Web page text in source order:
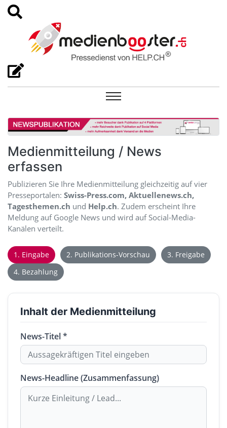
Medienmitteilung / News
erfassen
Publizieren Sie Ihre Medienmitteilung gleichzeitig auf vier
Presseportalen: Swiss-Press.com, Aktuellenews.ch,
Tagesthemen.ch und Help.ch. Zudem erscheint Ihre
Meldung auf Google News und wird auf Social-Media-
Kanälen verteilt.
1. Eingabe 2. Publikations-Vorschau
3. Freigabe
4. Bezahlung
Inhalt der Medienmitteilung
News-Titel *
News-Headline (Zusammenfassung)